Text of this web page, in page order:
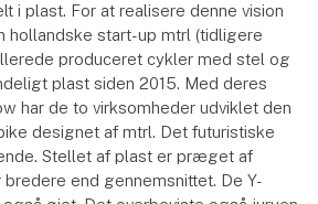
i plast. For at realisere denne vision
hollandske start-up mtrl (tidligere
produceret cykler med stel og
plast siden 2015. Med deres
har de to virksomheder udviklet den
designet af mtrl. Det futuristiske
Stellet af plast er præget af
end gennemsnittet. De Y-